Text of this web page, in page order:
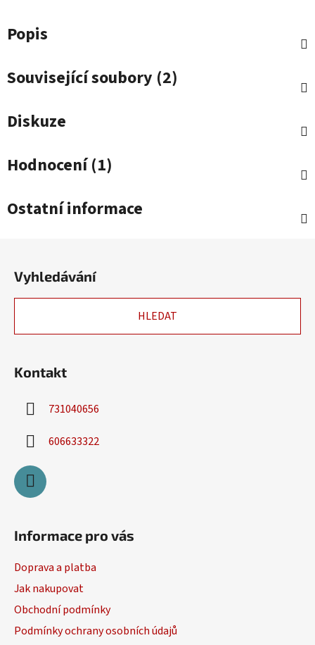
Popis
Související soubory (2)
Diskuze
Hodnocení (1)
Ostatní informace
Vyhledávání
HLEDAT
Kontakt
731040656
606633322
Informace pro vás
Doprava a platba
Jak nakupovat
Obchodní podmínky
Podmínky ochrany osobních údajů